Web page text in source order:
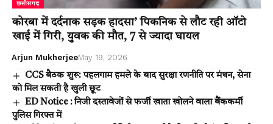
छत्तीसगढ़
कोरबा में दर्दनाक सड़क हादसा’ पिकनिक से लौट रही ऑटो
खाई में गिरी, युवक की मौत, 7 से ज्यादा घायल
Arjun MukherjeeMay 19, 2026
CCS बैठक शुरू: पहलगाम हमले के बाद सुरक्षा रणनीति पर मंथन, सेना
को मिल सकती है खुली छूट
ED Notice : निजी दस्तावेजों से फर्जी खाता खोलने वाला बैंककर्मी
पुलिस गिरफ्त में